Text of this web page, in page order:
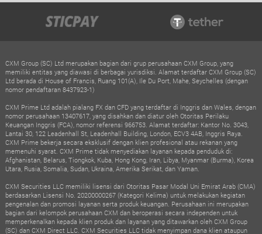
CXM Group (SC) Ltd merupakan bagian dari grup perusahaan CXM Group, yang
memiliki entitas yang diawasi di berbagai yurisdiksi. Alamat terdaftar CXM Group (SC)
Ltd berada di House of Francis, Ruang 101(A), Ile Du Port, Mahe, Seychelles (dengan
nomor pendaftaran 8437923-1)
CXM Prime Ltd adalah pialang FX dan CFD yang terdaftar di Inggris dan Wales, dengan
nomor perusahaan 13407617, yang disahkan dan diatur oleh Otoritas Perilaku
Keuangan Inggris (FCA), nomor referensi 966753. Alamat terdaftar: Kantor No. 3043,
Lantai 30, 122 Leadenhall St, Leadenhall Building, London, ECV3 4AB, Inggris Raya.
CXM Prime bekerja secara eksklusif dengan klien profesional atau rekanan yang
memenuhi syarat. CXM Prime tidak menyediakan layanan kepada penduduk di:
Afghanistan, Belarus, Tiongkok, Kuba, Hong Kong, Iran, Libya, Myanmar (Burma), Korea
Utara, Rusia, Somalia, Sudan, Ukraina, Amerika Serikat, dan Yaman.
CXM Securities LLC memiliki lisensi dari Otoritas Pasar Modal Uni Emirat Arab (CMA)
berdasarkan Lisensi No. 20200000267 (Kategori Kelima) untuk melakukan kegiatan
pengenalan dan promosi layanan serta produk keuangan. Perusahaan ini merupakan
bagian dari kelompok perusahaan CXM dan beroperasi secara independen untuk
memperkenalkan kepada klien produk dan layanan yang ditawarkan oleh CXM Group
(SC) dan CXM Direct LLC. CXM Securities LLC tidak menyimpan dana klien ataupun